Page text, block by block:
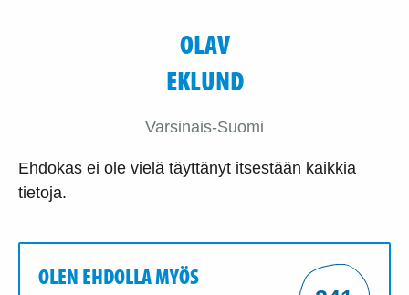
OLAV
EKLUND
Varsinais-Suomi
Ehdokas ei ole vielä täyttänyt itsestään kaikkia
tietoja.
OLEN EHDOLLA MYÖS